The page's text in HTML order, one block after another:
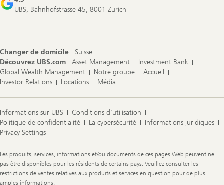
UBS, Bahnhofstrasse 45, 8001 Zurich
Changer de domicile
Suisse
Découvrez UBS.com
Asset Management
Investment Bank
Global Wealth Management
Notre groupe
Accueil
Investor Relations
Locations Média
Informations sur UBS
Conditions d'utilisation
Politique de confidentialité
La cybersécurité
Informations juridiques
Privacy Settings
Legal
Information
Les produits, services, informations et/ou documents de ces pages Web peuvent ne
pas être disponibles pour les résidents de certains pays. Veuillez consulter les
restrictions de ventes relatives aux produits et services en question pour de plus
amples informations.